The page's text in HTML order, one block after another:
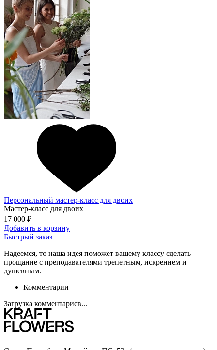
Персональный мастер-класс для двоих
Мастер-класс для двоих
17 000 ₽
Добавить в корзину
Быстрый заказ
Надеемся, то наша идея поможет вашему классу сделать
прощание с преподавателями трепетным, искреннем и
душевным.
Комментарии
Загрузка комментариев...